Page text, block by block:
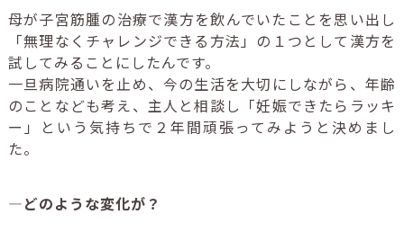
母が子宮筋腫の治療で漢方を飲んでいたことを思い出し
「無理なくチャレンジできる方法」の１つとして漢方を
試してみることにしたんです。
一旦病院通いを止め、今の生活を大切にしながら、年齢
のことなども考え、主人と相談し「妊娠できたらラッキ
ー」という気持ちで２年間頑張ってみようと決めまし
た。
―どのような変化が？